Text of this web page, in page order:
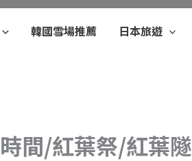
韓國雪場推薦 日本旅遊
間/紅葉祭/紅葉隧